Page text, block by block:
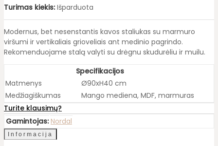
Turimas kiekis: Išparduota
Modernus, bet nesenstantis kavos staliukas su marmuro
viršumi ir vertikaliais grioveliais ant medinio pagrindo.
Rekomenduojame stalą valyti su drėgnu skudurėliu ir muilu.
Specifikacijos
Matmenys
Ø90xH40 cm
Medžiagiškumas
Mango mediena, MDF, marmuras
Turite klausimų?
Gamintojas: Nordal
Informacija